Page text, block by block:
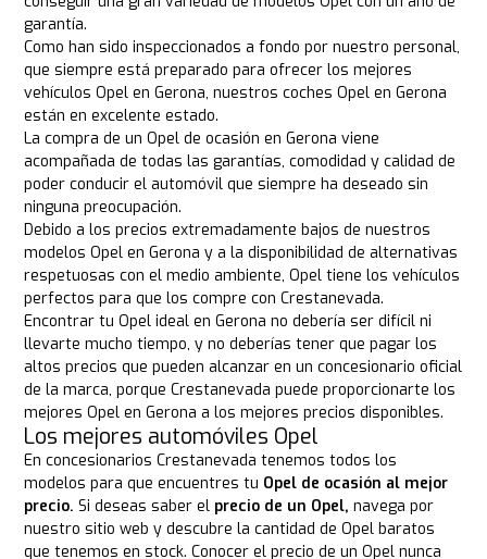
garantía.
Como han sido inspeccionados a fondo por nuestro personal,
que siempre está preparado para ofrecer los mejores
vehículos Opel en Gerona, nuestros coches Opel en Gerona
están en excelente estado.
La compra de un Opel de ocasión en Gerona viene
acompañada de todas las garantías, comodidad y calidad de
poder conducir el automóvil que siempre ha deseado sin
ninguna preocupación.
Debido a los precios extremadamente bajos de nuestros
modelos Opel en Gerona y a la disponibilidad de alternativas
respetuosas con el medio ambiente, Opel tiene los vehículos
perfectos para que los compre con Crestanevada.
Encontrar tu Opel ideal en Gerona no debería ser difícil ni
llevarte mucho tiempo, y no deberías tener que pagar los
altos precios que pueden alcanzar en un concesionario oficial
de la marca, porque Crestanevada puede proporcionarte los
mejores Opel en Gerona a los mejores precios disponibles.
Los mejores automóviles Opel
En concesionarios Crestanevada tenemos todos los
modelos para que encuentres tu Opel de ocasión al mejor
precio. Si deseas saber el precio de un Opel, navega por
nuestro sitio web y descubre la cantidad de Opel baratos
que tenemos en stock. Conocer el precio de un Opel nunca